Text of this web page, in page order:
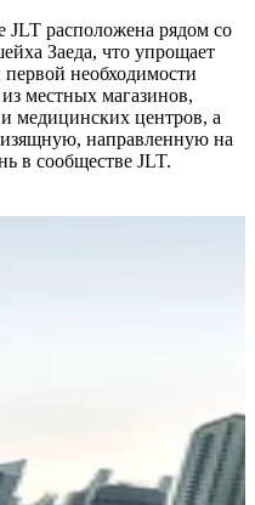
расположена рядом со
Заеда, что упрощает
необходимости
местных магазинов,
медицинских центров, а
направленную на
в сообществе JLT.